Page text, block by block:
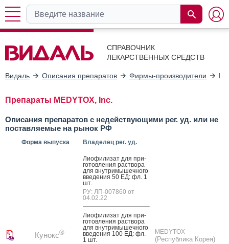
СПРАВОЧНИК
ЛЕКАРСТВЕННЫХ СРЕДСТВ
Видаль Описания препаратов Фирмы-производители
Препараты MEDYTOX, Inc.
Описания препаратов с недействующими рег. уд. или не
поставляемые на рынок РФ
Форма выпуска Владелец рег. уд.
Кунокс®
Ли­офи­лизат для при­
готов­ле­ния рас­тво­ра
для внут­ри­мышеч­но­го
вве­дения 50 ЕД: фл. 1
шт.
РУ: ЛП-007860 от
04.02.22
Ли­офи­лизат для при­
готов­ле­ния рас­тво­ра
для внут­ри­мышеч­но­го
вве­дения 100 ЕД: фл.
1 шт.
MEDYTOX
(Республика Корея)